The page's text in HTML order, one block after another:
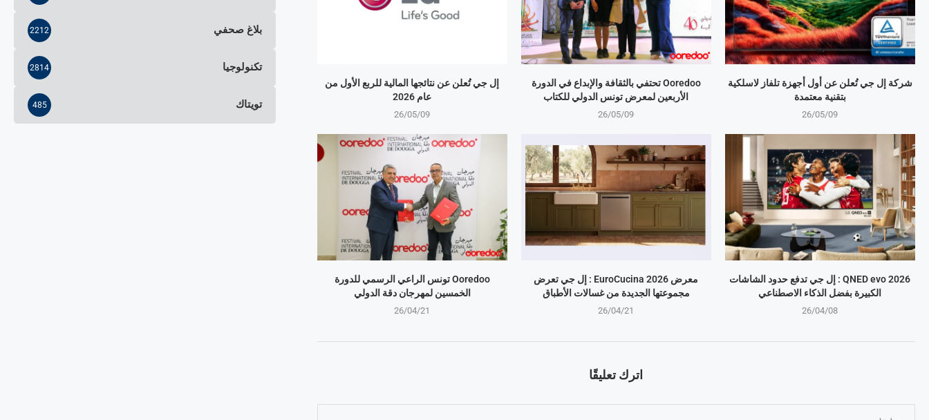
إل جي تُعلن عن نتائجها المالية للربع الأول من
عام 2026
26/05/09
Ooredoo تحتفي بالثقافة والإبداع في الدورة
الأربعين لمعرض تونس الدولي للكتاب
26/05/09
شركة إل جي تُعلن عن أول أجهزة تلفاز لاسلكية
بتقنية معتمدة
26/05/09
Ooredoo تونس الراعي الرسمي للدورة
الخمسين لمهرجان دقة الدولي
26/04/21
معرض EuroCucina 2026 : إل جي تعرض
مجموعتها الجديدة من غسالات الأطباق
26/04/21
QNED evo 2026 : إل جي تدفع حدود الشاشات
الكبيرة بفضل الذكاء الاصطناعي
26/04/08
اترك تعليقًا
بلاغ صحفي 2212
تكنولوجيا 2814
تويتاك 485